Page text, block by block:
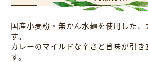
国産小麦粉・無かん水麺を使用した、
す。
カレーのマイルドな辛さと旨味が引き
す。